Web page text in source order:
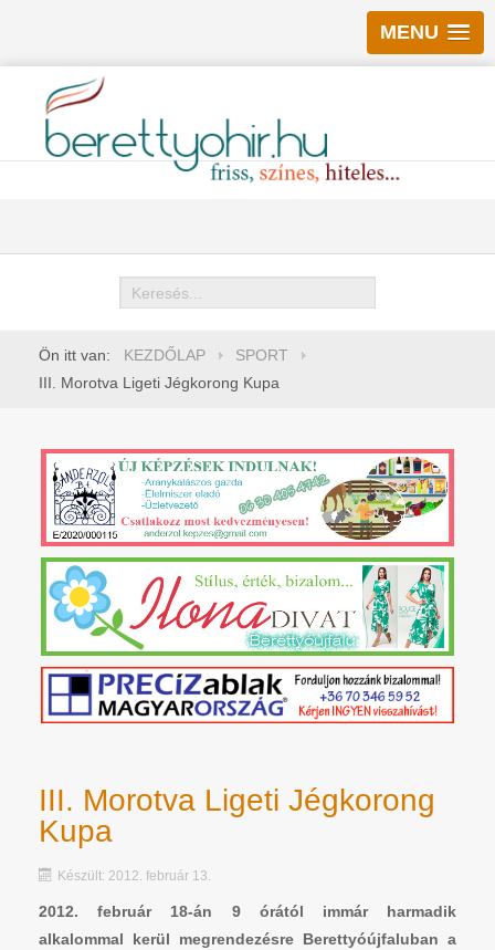
MENU
Keresés
Ön itt van: KEZDŐLAP
SPORT
III. Morotva Ligeti Jégkorong Kupa
III. Morotva Ligeti Jégkorong
Kupa
Készült: 2012. február 13.
2012. február 18-án 9 órától immár harmadik
alkalommal kerül megrendezésre Berettyóújfaluban a